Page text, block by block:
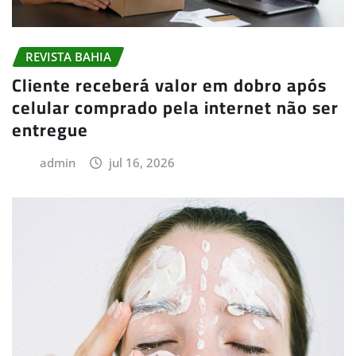
REVISTA BAHIA
Cliente receberá valor em dobro após
celular comprado pela internet não ser
entregue
admin jul 16, 2026